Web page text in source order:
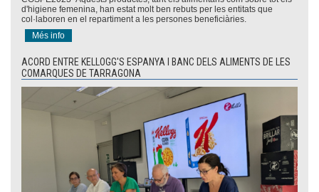
d'higiene femenina, han estat molt ben rebuts per les entitats que
col·laboren en el repartiment a les persones beneficiàries.
Més info
ACORD ENTRE KELLOGG'S ESPANYA I BANC DELS ALIMENTS DE LES
COMARQUES DE TARRAGONA